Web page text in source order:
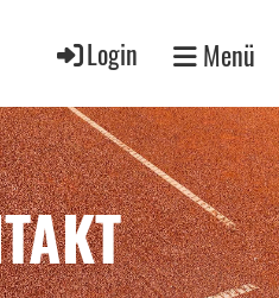
Login Menü